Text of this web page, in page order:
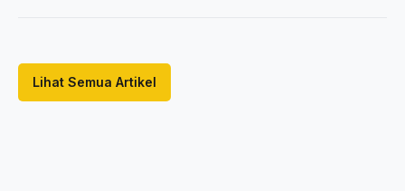
Lihat Semua Artikel